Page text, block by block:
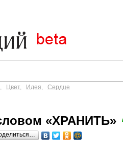
, Цвет, Идея, Сердце
«ХРАНИТЬ»